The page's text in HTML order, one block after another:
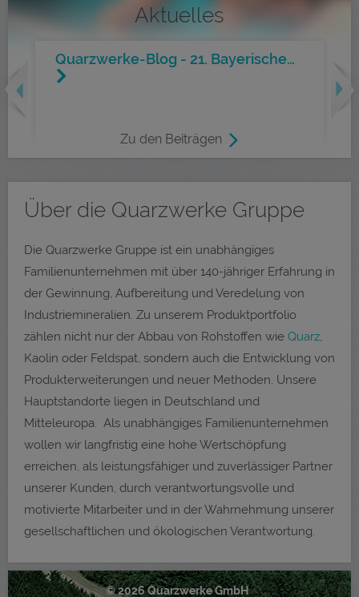
Aktuelles
Zu den Beiträgen
Quarzwerke-Blog - 21. Bayerische…
Über die Quarzwerke Gruppe
Die Quarzwerke Gruppe ist ein unabhängiges
Familienunternehmen mit über 140-jähriger Erfahrung in
der Gewinnung, Aufbereitung und Veredelung von
Industriemineralien. Zu unserem Produktportfolio
zählen nicht nur der Abbau von Rohstoffen wie Quarz
Kaolin oder Feldspat, sondern auch die Entwicklung von
Produkterweiterungen und neuer Methoden. Unsere
Hauptstandorte liegen in Deutschland und
Mitteleuropa. Als unabhängiges Familienunternehmen
wollen wir langfristig eine hohe Wertschöpfung
erreichen, als leistungsfähiger und zuverlässiger Partner
unserer Kunden, durch verantwortungsvolle und
motivierte Mitarbeiter und in der Wahrnehmung unserer
gesellschaftlichen und ökologischen Verantwortung.
© 2026 Quarzwerke GmbH